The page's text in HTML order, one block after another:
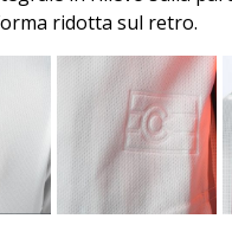
ridotta sul retro.